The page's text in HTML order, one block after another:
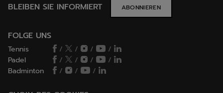
BLEIBEN SIE INFORMIERT ABONNIEREN
FOLGE UNS
Tennis / / /
/
Padel
/ / /
/
Badminton
/ / /